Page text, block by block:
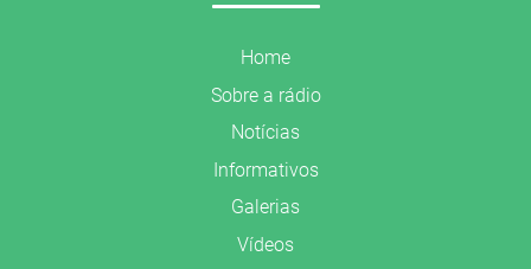
Home
Sobre a rádio
Notícias
Informativos
Galerias
Vídeos